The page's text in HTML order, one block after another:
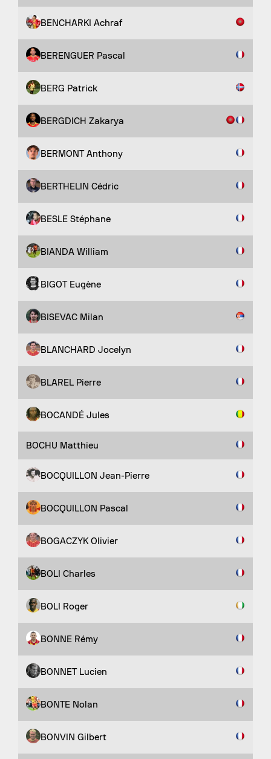
BENCHARKI Achraf
BERENGUER Pascal
BERG Patrick
BERGDICH Zakarya
BERMONT Anthony
BERTHELIN Cédric
BESLE Stéphane
BIANDA William
BIGOT Eugène
BISEVAC Milan
BLANCHARD Jocelyn
BLAREL Pierre
BOCANDÉ Jules
BOCHU Matthieu
BOCQUILLON Jean-Pierre
BOCQUILLON Pascal
BOGACZYK Olivier
BOLI Charles
BOLI Roger
BONNE Rémy
BONNET Lucien
BONTE Nolan
BONVIN Gilbert